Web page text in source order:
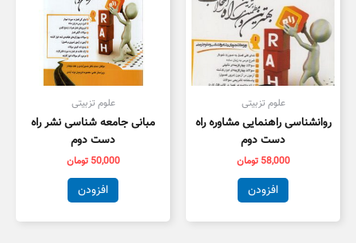
علوم تزبیتی
روانشناسی راهنمایی مشاوره راه
دست دوم
58,000 تومان
افزودن
علوم تزبیتی
مبانی جامعه شناسی نشر راه
دست دوم
50,000 تومان
افزودن